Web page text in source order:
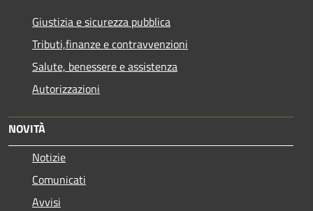
Giustizia e sicurezza pubblica
Tributi,finanze e contravvenzioni
Salute, benessere e assistenza
Autorizzazioni
NOVITÀ
Notizie
Comunicati
Avvisi